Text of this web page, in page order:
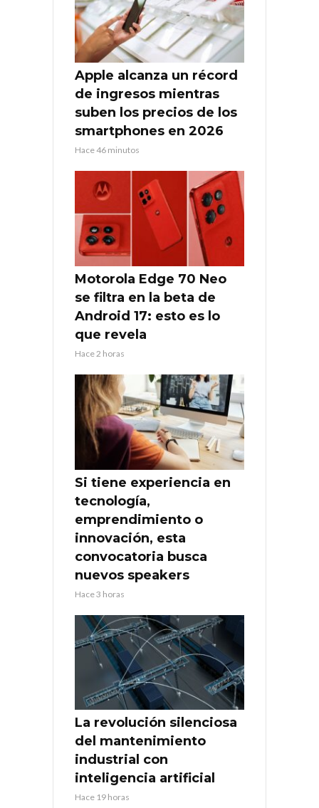
Apple alcanza un récord
de ingresos mientras
suben los precios de los
smartphones en 2026
Hace 46 minutos
Motorola Edge 70 Neo
se filtra en la beta de
Android 17: esto es lo
que revela
Hace 2 horas
Si tiene experiencia en
tecnología,
emprendimiento o
innovación, esta
convocatoria busca
nuevos speakers
Hace 3 horas
La revolución silenciosa
del mantenimiento
industrial con
inteligencia artificial
Hace 19 horas